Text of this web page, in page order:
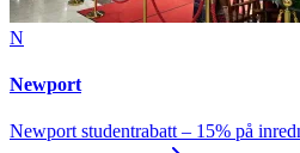
N
Newport
Newport studentrabatt – 15% på